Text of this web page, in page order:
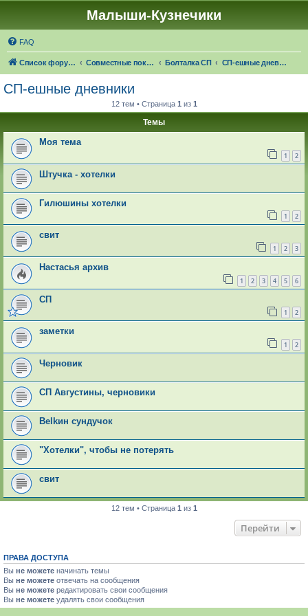
Малыши-Кузнечики
FAQ
Список форумов Совместные покупки "Малыши-Кузнечики" Болталка СП СП-ешные дневники
СП-ешные дневники
12 тем • Страница 1 из 1
Темы
Моя тема
1 2
Штучка - хотелки
Гилюшины хотелки
1 2
свит
1 2 3
Настасья архив
1 2 3 4 5 6
СП
1 2
заметки
1 2
Черновик
СП Августины, черновики
Belkин сундучок
"Хотелки", чтобы не потерять
свит
12 тем • Страница 1 из 1
Перейти
ПРАВА ДОСТУПА
Вы не можете начинать темы
Вы не можете отвечать на сообщения
Вы не можете редактировать свои сообщения
Вы не можете удалять свои сообщения